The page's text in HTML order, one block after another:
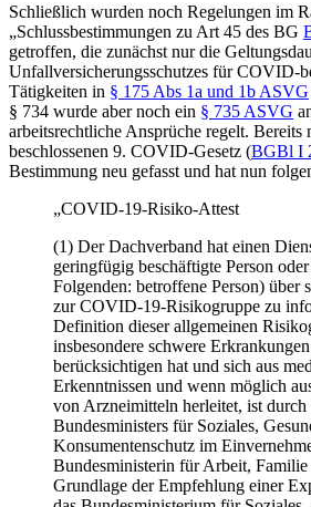
Schließlich wurden noch Regelungen im
„Schlussbestimmungen zu Art 45 des BG
getroffen, die zunächst nur die
Unfallversicherungsschutzes für COVID-
Tätigkeiten in § 175 Abs 1a und 1b ASVG
§ 734 wurde aber noch ein § 735 ASVG
arbeitsrechtliche Ansprüche regelt. Bereits
beschlossenen 9. COVID-Gesetz (BGBl I
Bestimmung neu gefasst und hat nun
„COVID-19-Risiko-Attest
(1) Der Dachverband hat einen
geringfügig beschäftigte Person
Folgenden: betroffene Person) über
zur COVID-19-Risikogruppe zu
Definition dieser allgemeinen
insbesondere schwere
berücksichtigen hat und sich aus
Erkenntnissen und wenn möglich
von Arzneimitteln herleitet, ist durch
Bundesministers für Soziales,
Konsumentenschutz im
Bundesministerin für Arbeit, Familie
Grundlage der Empfehlung einer